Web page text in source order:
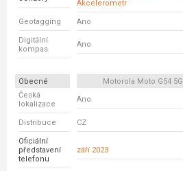
Akcelerometr
Geotagging Ano
Digitální
kompas
Ano
Obecné Motorola Moto G54 5G
Česká
lokalizace
Ano
Distribuce CZ
Oficiální
představení
telefonu
září 2023